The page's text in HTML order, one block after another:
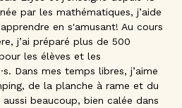
par les mathématiques, j’aide
en s'amusant! Au cours
j’ai préparé plus de 500
les élèves et les
Dans mes temps libres, j’aime
de la planche à rame et du
beaucoup, bien calée dans